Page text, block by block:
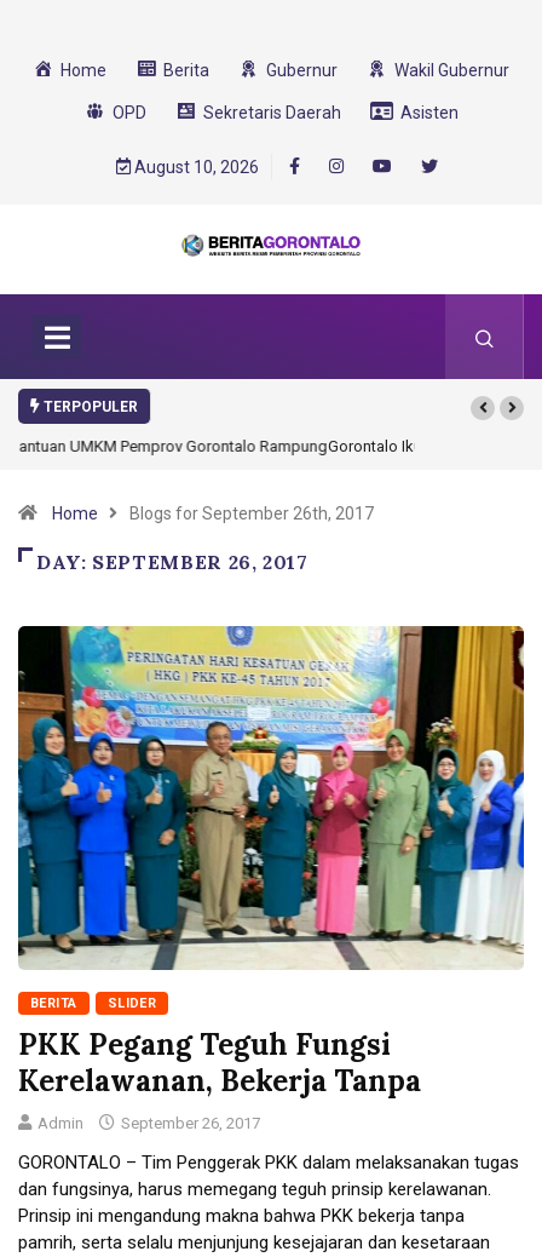
Home Berita Gubernur Wakil Gubernur
OPD Sekretaris Daerah Asisten
August 10, 2026
TERPOPULER
Gorontalo Ikut Dukung Program SMA Unggul Garuda Transformasi 2025
Home Blogs for September 26th, 2017
DAY: SEPTEMBER 26, 2017
BERITA SLIDER
PKK Pegang Teguh Fungsi
Kerelawanan, Bekerja Tanpa
Admin September 26, 2017
GORONTALO – Tim Penggerak PKK dalam melaksanakan tugas
dan fungsinya, harus memegang teguh prinsip kerelawanan.
Prinsip ini mengandung makna bahwa PKK bekerja tanpa
pamrih, serta selalu menjunjung kesejajaran dan kesetaraan